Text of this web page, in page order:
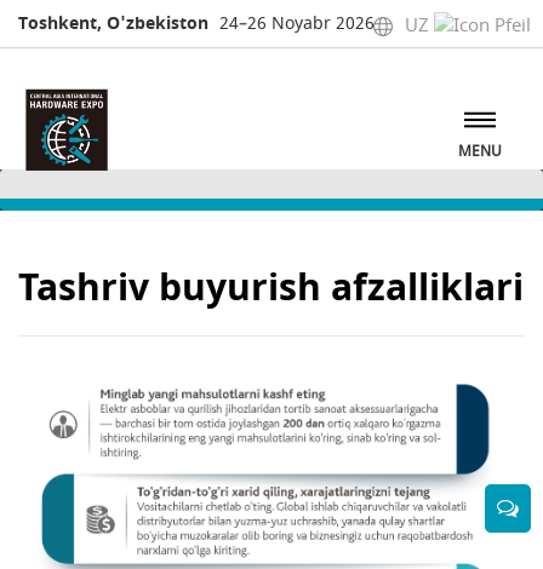
Toshkent, O'zbekiston 24–26 Noyabr 2026 UZ
MENU
Tashriv buyurish afzalliklari